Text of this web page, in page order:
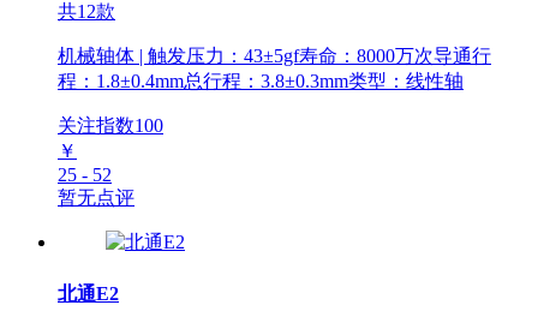
共12款
机械轴体 | 触发压力：43±5gf寿命：8000万次导通行
程：1.8±0.4mm总行程：3.8±0.3mm类型：线性轴
关注指数100
￥
25 - 52
暂无点评
北通E2